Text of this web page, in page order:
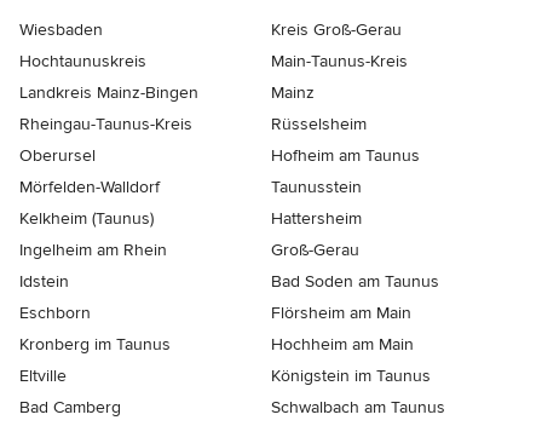
Wiesbaden
Kreis Groß-Gerau
Hochtaunuskreis
Main-Taunus-Kreis
Landkreis Mainz-Bingen
Mainz
Rheingau-Taunus-Kreis
Rüsselsheim
Oberursel
Hofheim am Taunus
Mörfelden-Walldorf
Taunusstein
Kelkheim (Taunus)
Hattersheim
Ingelheim am Rhein
Groß-Gerau
Idstein
Bad Soden am Taunus
Eschborn
Flörsheim am Main
Kronberg im Taunus
Hochheim am Main
Eltville
Königstein im Taunus
Bad Camberg
Schwalbach am Taunus